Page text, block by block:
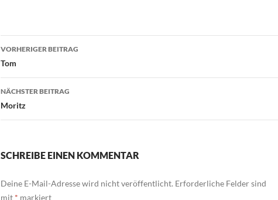
Beitragsnavigation
VORHERIGER BEITRAG
Tom
NÄCHSTER BEITRAG
Moritz
SCHREIBE EINEN KOMMENTAR
Deine E-Mail-Adresse wird nicht veröffentlicht. Erforderliche Felder sind
mit * markiert